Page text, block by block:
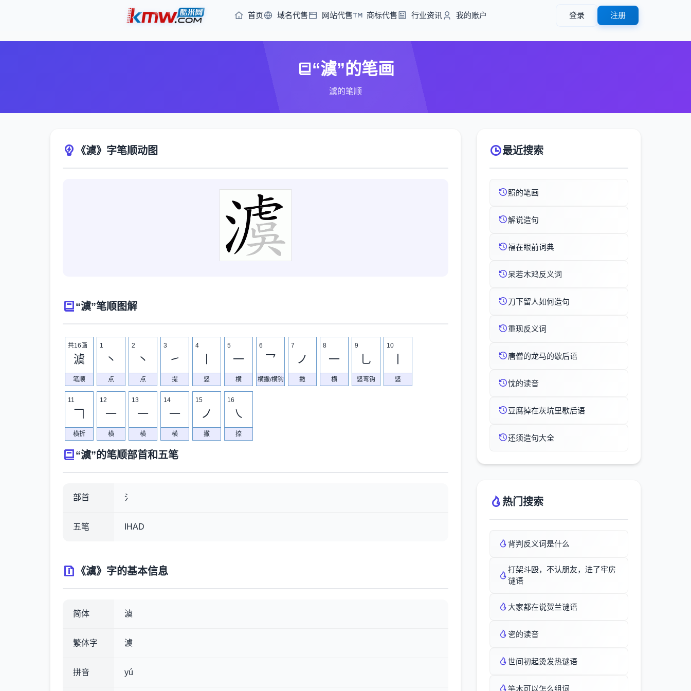
首页 域名代售 网站代售 商标代售 行业资讯 我的账户 登录 注册
“澞”的笔画
澞的笔顺
《澞》字笔顺动图
“澞”笔顺图解
共16画
澞
笔顺
1
丶
点
2
丶
点
3
㇀
提
4
竖
5
一
横
6
乛
横撇/横钩
7
ノ
撇
8
一
横
9
乚
竖弯钩
10
竖
11
𠃍
横折
12
一
横
13
一
横
14
一
横
15
ノ
撇
16
㇏
捺
“澞”的笔顺部首和五笔
部首 氵
五笔 IHAD
《澞》字的基本信息
简体 澞
繁体字 澞
拼音 yú
最近搜索
照的笔画
解说造句
福在眼前词典
呆若木鸡反义词
刀下留人如何造句
重现反义词
唐僧的龙马的歇后语
忱的读音
豆腐掉在灰坑里歇后语
还须造句大全
热门搜索
背判反义词是什么
打架斗殴，不认朋友，进了牢房
谜语
大家都在说贺兰谜语
乲的读音
世间初起烫发热谜语
竿木可以怎么组词